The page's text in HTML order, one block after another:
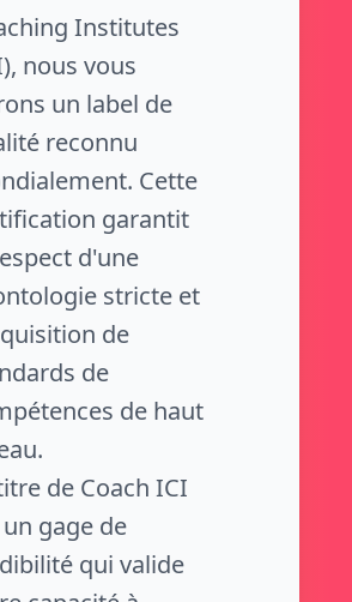
Institutes
nous vous
un label de
reconnu
Cette
garantit
d'une
stricte et
de
de
de haut
de Coach ICI
gage de
qui valide